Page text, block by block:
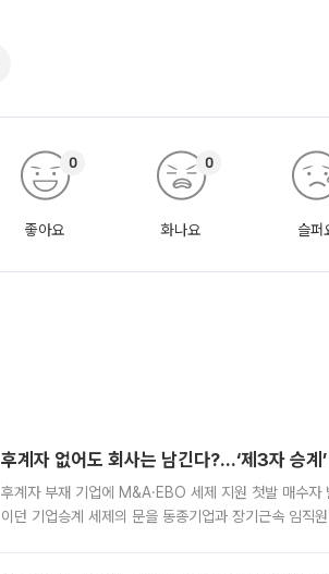
좋아요
0
화나요
0
슬퍼
후계자 없어도 회사는 남긴다?…‘제3자 승
후계자 부재 기업에 M&A·EBO 세제 지원 첫발 매수자
이던 기업승계 세제의 문을 동종기업과 장기근속 임직